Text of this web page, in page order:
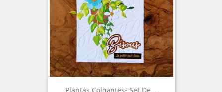
Plantas Colgantes- Set De...